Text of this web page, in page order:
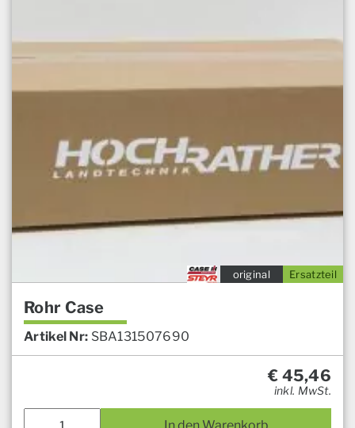
Ersatzteil
original
Rohr Case
Artikel Nr: SBA131507690
€ 45,46
inkl. MwSt.